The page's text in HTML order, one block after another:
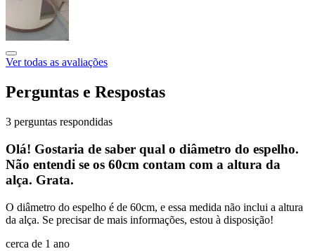
Ver todas as avaliações
Perguntas e Respostas
3 perguntas respondidas
Olá! Gostaria de saber qual o diâmetro do espelho.
Não entendi se os 60cm contam com a altura da
alça. Grata.
O diâmetro do espelho é de 60cm, e essa medida não inclui a altura
da alça. Se precisar de mais informações, estou à disposição!
cerca de 1 ano